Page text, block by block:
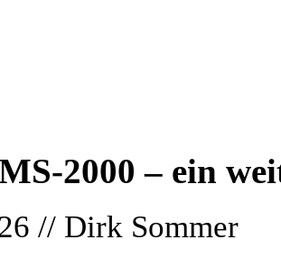
2000 – ein
// Dirk Sommer